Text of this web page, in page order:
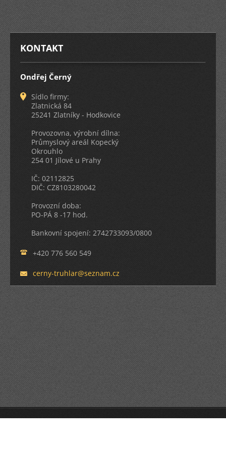
KONTAKT
Ondřej Černý
Sídlo firmy:
Zlatnická 84
25241 Zlatníky - Hodkovice
Provozovna, výrobní dílna:
Průmyslový areál Kopecký
Okrouhlo
254 01 Jílové u Prahy
IČ: 02112825
DIČ: CZ8103280042
Provozní doba:
PO-PÁ 8 -17 hod.
Bankovní spojení: 2742733093/0800
+420 776 560 549
cerny-truhlar@seznam.cz